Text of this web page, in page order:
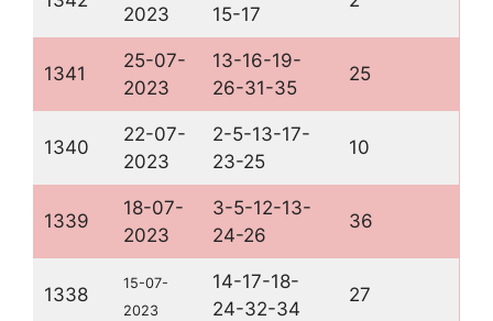
2023 15-17
1341
25-07-
2023
13-16-19-
26-31-35
25
1340
22-07-
2023
2-5-13-17-
23-25
10
1339
18-07-
2023
3-5-12-13-
24-26
36
1338
15-07-
2023
14-17-18-
24-32-34
27